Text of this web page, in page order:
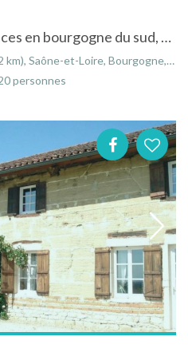
Maison familiale de vacances en bourgogne du sud, entre cluny et paray le Monial à la campagne
Bourgogne, Bourgogne-Franche-Comté, France
personnes